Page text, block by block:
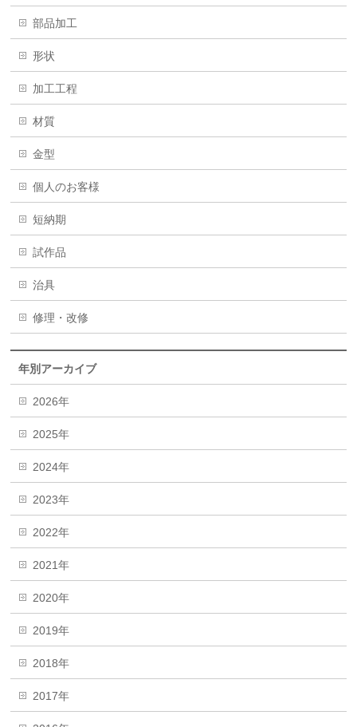
部品加工
形状
加工工程
材質
金型
個人のお客様
短納期
試作品
治具
修理・改修
年別アーカイブ
2026年
2025年
2024年
2023年
2022年
2021年
2020年
2019年
2018年
2017年